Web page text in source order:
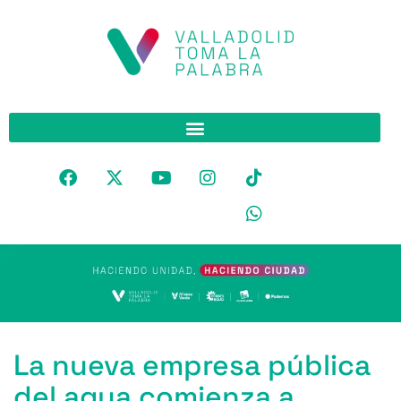
La nueva empresa pública